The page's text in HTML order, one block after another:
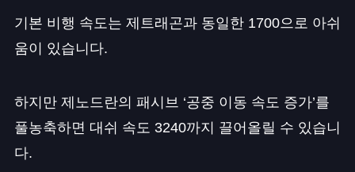
기본 비행 속도는 제트래곤과 동일한 1700으로 아쉬
움이 있습니다.
하지만 제노드란의 패시브 ‘공중 이동 속도 증가’를
풀농축하면 대쉬 속도 3240까지 끌어올릴 수 있습니
다.